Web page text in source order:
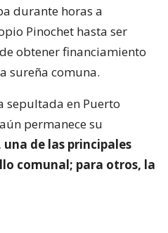
durante horas a
Pinochet hasta ser
obtener financiamiento
sureña comuna.
sepultada en Puerto
permanece su
de las principales
comunal; para otros, la